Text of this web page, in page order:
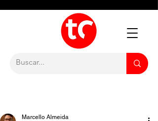
Marcello Almeida